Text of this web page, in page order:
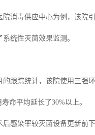
院消毒供应中心为例，该院
统性灭菌效果监测。
的跟踪统计，该院使用三强
命平均延长了30%以上。
后感染率较灭菌设备更新前